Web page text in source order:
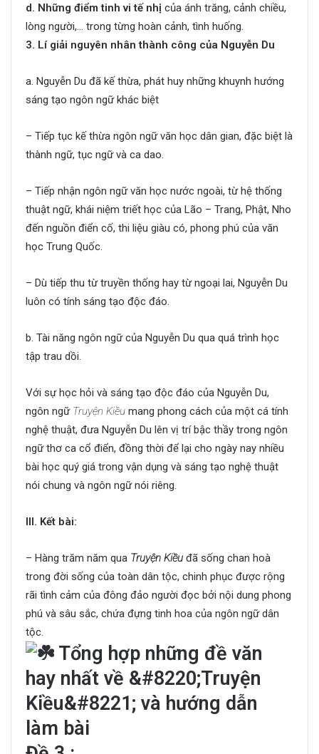
d. Những điểm tinh vi tế nhị của ánh trăng, cảnh chiều,
lòng người,… trong từng hoàn cảnh, tình huống.
3. Lí giải nguyên nhân thành công của Nguyễn Du
a. Nguyễn Du đã kế thừa, phát huy những khuynh hướng
sáng tạo ngôn ngữ khác biệt
– Tiếp tục kế thừa ngôn ngữ văn học dân gian, đặc biệt là
thành ngữ, tục ngữ và ca dao.
– Tiếp nhận ngôn ngữ văn học nước ngoài, từ hệ thống
thuật ngữ, khái niệm triết học của Lão – Trang, Phật, Nho
đến nguồn điển cố, thi liệu giàu có, phong phú của văn
học Trung Quốc.
– Dù tiếp thu từ truyền thống hay từ ngoại lai, Nguyễn Du
luôn có tính sáng tạo độc đáo.
b. Tài năng ngôn ngữ của Nguyễn Du qua quá trình học
tập trau dồi.
Với sự học hỏi và sáng tạo độc đáo của Nguyễn Du,
ngôn ngữ Truyện Kiều mang phong cách của một cá tính
nghệ thuật, đưa Nguyễn Du lên vị trí bậc thầy trong ngôn
ngữ thơ ca cổ điển, đồng thời để lại cho ngày nay nhiều
bài học quý giá trong vận dụng và sáng tạo nghệ thuật
nói chung và ngôn ngữ nói riêng.
III. Kết bài:
– Hàng trăm năm qua Truyện Kiều đã sống chan hoà
trong đời sống của toàn dân tộc, chinh phục được rộng
rãi tình cảm của đông đảo người đọc bởi nội dung phong
phú và sâu sắc, chứa đựng tinh hoa của ngôn ngữ dân
tộc.